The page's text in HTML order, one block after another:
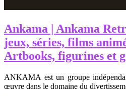
Ankama | Ankama
jeux, séries, films
Artbooks, figurines et
ANKAMA est un groupe
œuvre dans le domaine du